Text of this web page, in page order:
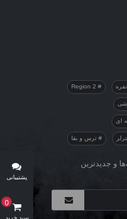
ای
ترس و بقا
و جدیدترین
پشتیبانی
سبد خرید
0